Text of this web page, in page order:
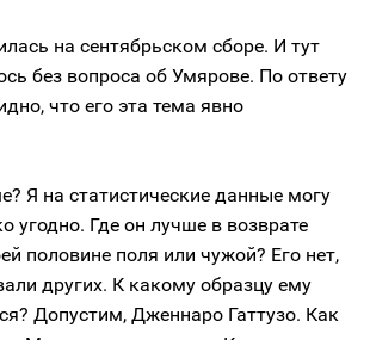
на сентябрьском сборе. И тут
без вопроса об Умярове. По ответу
что его эта тема явно
Я на статистические данные могу
угодно. Где он лучше в возврате
половине поля или чужой? Его нет,
других. К какому образцу ему
Допустим, Дженнаро Гаттузо. Как